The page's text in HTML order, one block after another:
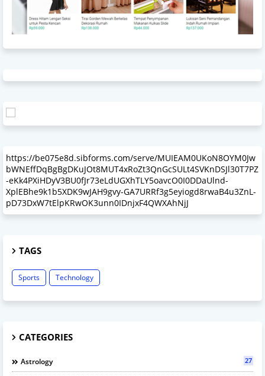
https://be075e8d.sibforms.com/serve/MUIEAM0UKoN8OYM0Jw
bWNEffDqBgBgDKuJOt8MUT4xRoZt3QnGcSULt4SVKnDSJl30T7PZ
-eKk4PXiHDyV3BU0fJr73eLdUGXhTLY5oavcO0I0DDaUlnd-
XplEBhe9k1b5XDK9wJAH9gvy-GA7URRf3g5eyiogd8rwaB4u3ZnL-
pD73DxW7tElpKRwOK3unn0IDnjxF4QWXAhNjJ
TAGS
Sports Technology
CATEGORIES
Astrology 27